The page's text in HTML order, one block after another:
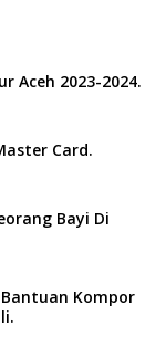
Aceh 2023-2024.
Card.
Bayi Di
Kompor